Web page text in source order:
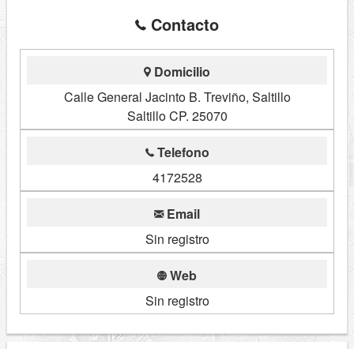
Contacto
Domicilio
Calle General Jacinto B. Treviño, Saltillo
Saltillo CP. 25070
Telefono
4172528
Email
Sin registro
Web
Sin registro